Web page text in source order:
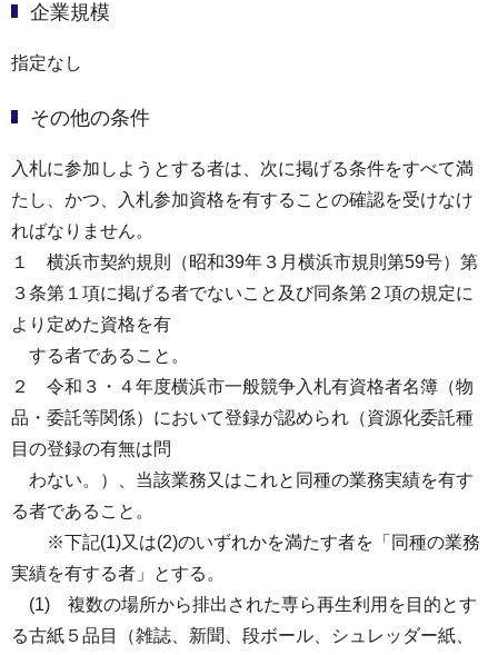
企業規模
指定なし
その他の条件
入札に参加しようとする者は、次に掲げる条件をすべて満
たし、かつ、入札参加資格を有することの確認を受けなけ
ればなりません。
１ 横浜市契約規則（昭和39年３月横浜市規則第59号）第
３条第１項に掲げる者でないこと及び同条第２項の規定に
より定めた資格を有
する者であること。
２ 令和３・４年度横浜市一般競争入札有資格者名簿（物
品・委託等関係）において登録が認められ（資源化委託種
目の登録の有無は問
わない。）、当該業務又はこれと同種の業務実績を有す
る者であること。
※下記(1)又は(2)のいずれかを満たす者を「同種の業務
実績を有する者」とする。
(1) 複数の場所から排出された専ら再生利用を目的とす
る古紙５品目（雑誌、新聞、段ボール、シュレッダー紙、